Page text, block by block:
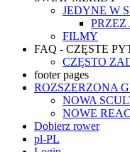
JEDYNE W
PRZEZ
FILMY
FAQ - CZĘSTE
CZĘSTO
footer pages
ROZSZERZONA
NOWA
NOWE
Dobierz rower
pl-PL